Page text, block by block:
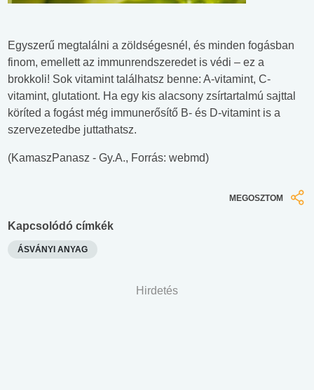
Egyszerű megtalálni a zöldségesnél, és minden fogásban
finom, emellett az immunrendszeredet is védi – ez a
brokkoli! Sok vitamint találhatsz benne: A-vitamint, C-
vitamint, glutationt. Ha egy kis alacsony zsírtartalmú sajttal
köríted a fogást még immunerősítő B- és D-vitamint is a
szervezetedbe juttathatsz.
(KamaszPanasz - Gy.A., Forrás: webmd)
MEGOSZTOM
Kapcsolódó címkék
ÁSVÁNYI ANYAG
Hirdetés